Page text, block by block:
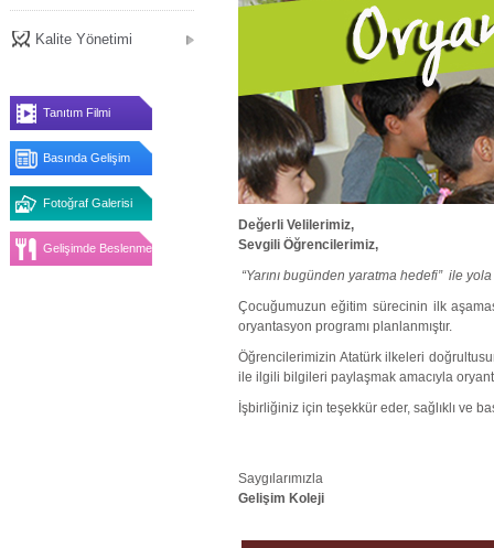
Kalite Yönetimi
Tanıtım Filmi
Basında Gelişim
Fotoğraf Galerisi
Gelişimde Beslenme
Değerli Velilerimiz,
Sevgili Öğrencilerimiz,
“Yarını bugünden yaratma hedefi” ile
Çocuğumuzun eğitim sürecinin ilk
oryantasyon programı planlanmıştır.
Öğrencilerimizin Atatürk ilkeleri
ile ilgili bilgileri paylaşmak amacıyla
İşbirliğiniz için teşekkür eder, sağlıklı ve
Saygılarımızla
Gelişim Koleji